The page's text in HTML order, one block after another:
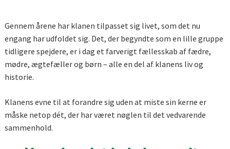
Gennem årene har klanen tilpasset sig livet, som det nu
engang har udfoldet sig. Det, der begyndte som en lille gruppe
tidligere spejdere, er i dag et farverigt fællesskab af fædre,
mødre, ægtefæller og børn – alle en del af klanens liv og
historie.
Klanens evne til at forandre sig uden at miste sin kerne er
måske netop dét, der har været nøglen til det vedvarende
sammenhold.